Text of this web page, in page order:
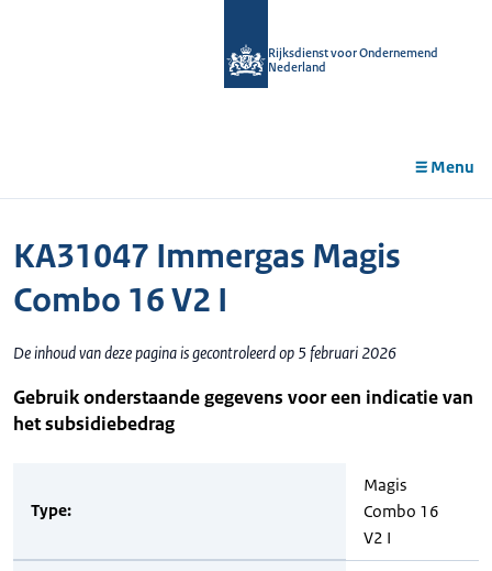
Rijksdienst voor Ondernemend
Nederland
Menu
KA31047 Immergas Magis
Combo 16 V2 I
De inhoud van deze pagina is gecontroleerd op 5 februari 2026
Gebruik onderstaande gegevens voor een indicatie van
het subsidiebedrag
Type:
Magis
Combo 16
V2 I